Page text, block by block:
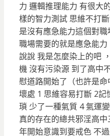
力 邏輯推理能力 有很大
樣的智力測試 思維不打
是沒有應急能力這個對
職場需要的就是應急能力
說說 我是怎麼染上的吧
機 沒有污染源 到了高中
慰道路開始了（也許是
壞處 1 思維容易打斷 2
瑣 少了一種氣質 4 氣運
真的存在的總共邪淫高
年開始意識到要戒色 不